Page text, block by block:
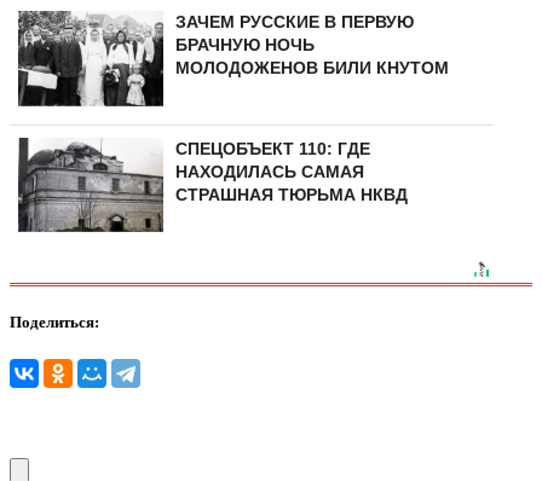
ЗАЧЕМ РУССКИЕ В ПЕРВУЮ
БРАЧНУЮ НОЧЬ
МОЛОДОЖЕНОВ БИЛИ КНУТОМ
СПЕЦОБЪЕКТ 110: ГДЕ
НАХОДИЛАСЬ САМАЯ
СТРАШНАЯ ТЮРЬМА НКВД
Поделиться: